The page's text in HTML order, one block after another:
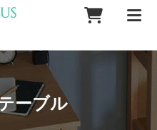
ーブル